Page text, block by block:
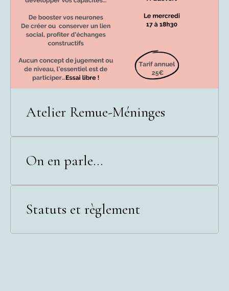
Atelier Remue-Méninges
On en parle...
Statuts et règlement